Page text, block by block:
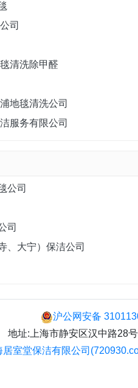
司
清洗除甲醛
地毯清洗公司
服务有限公司
公司
司
、大宁）保洁公司
沪公网安备
地址:上海市静安区汉中路28
居室堂保洁有限公司